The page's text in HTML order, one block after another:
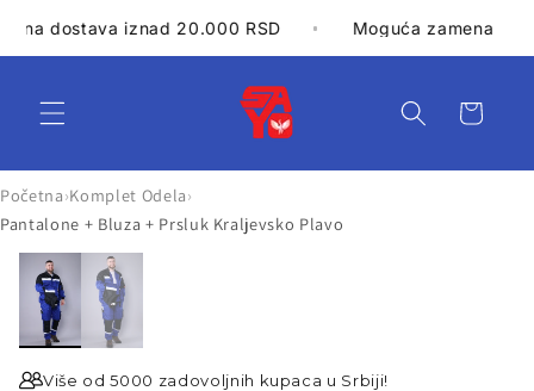
na
sadržaj
Besplatna dostava iznad 20.000 RSD Moguća
Korpa
Početna›Komplet Odela›
Pantalone + Bluza + Prsluk Kraljevsko Plavo
Više od 5000 zadovoljnih kupaca u Srbiji!